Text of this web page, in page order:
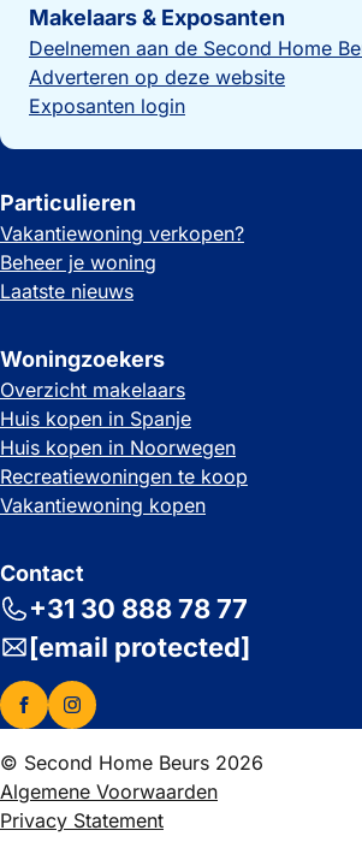
Makelaars & Exposanten
Deelnemen aan de Second Home
Adverteren op deze website
Exposanten login
Particulieren
Vakantiewoning verkopen?
Beheer je woning
Laatste nieuws
Woningzoekers
Overzicht makelaars
Huis kopen in Spanje
Huis kopen in Noorwegen
Recreatiewoningen te koop
Vakantiewoning kopen
Contact
+31 30 888 78 77
[email protected]
© Second Home Beurs 2026
Algemene Voorwaarden
Privacy Statement